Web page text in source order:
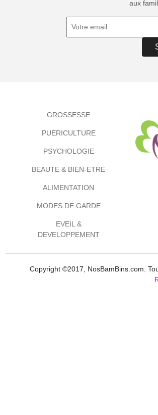
aux
GROSSESSE
PUERICULTURE
PSYCHOLOGIE
BEAUTE & BIEN-ETRE
ALIMENTATION
MODES DE GARDE
EVEIL &
DEVELOPPEMENT
Copyright ©2017, NosBamBins.com.